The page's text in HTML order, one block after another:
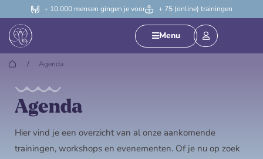
+ 10.000 mensen gingen je voor + 75 (online) trainingen
Menu
/ Agenda
Agenda
Hier vind je een overzicht van al onze aankomende
trainingen, workshops en evenementen. Of je nu op zoek